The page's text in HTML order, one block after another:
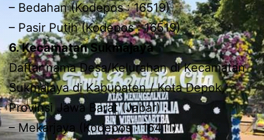
– Bedahan (Kodepos : 16519)
– Pasir Putih (Kodepos : 16519)
6. Kecamatan Sukmajaya
Daftar nama Desa/Kelurahan di Kecamatan
Sukmajaya di Kabupaten / Kota Depok,
Provinsi Jawa Barat (Jabar) :
– Mekarjaya (Kodepos : 16411)